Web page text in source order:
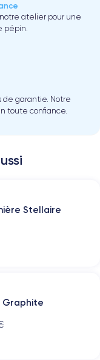
atelier pour une
pépin.
de garantie. Notre
toute confiance.
Stellaire
Graphite